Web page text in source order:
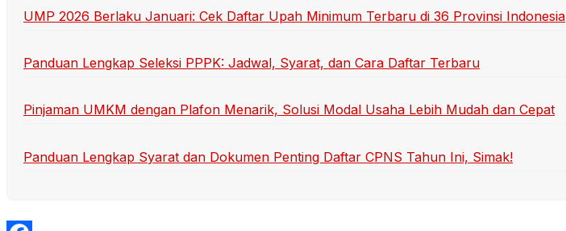
UMP 2026 Berlaku Januari: Cek Daftar Upah Minimum Terbaru di 36 Provinsi Indonesia
Panduan Lengkap Seleksi PPPK: Jadwal, Syarat, dan Cara Daftar Terbaru
Pinjaman UMKM dengan Plafon Menarik, Solusi Modal Usaha Lebih Mudah dan Cepat
Panduan Lengkap Syarat dan Dokumen Penting Daftar CPNS Tahun Ini, Simak!